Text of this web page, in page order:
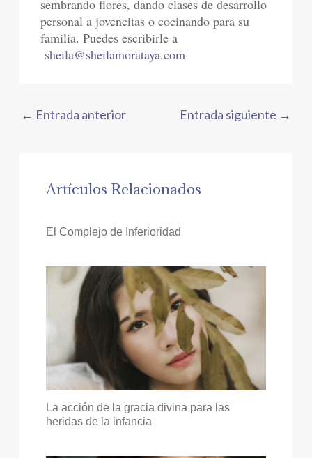
sembrando flores, dando clases de desarrollo
personal a jovencitas o cocinando para su
familia. Puedes escribirle a
sheila@sheilamorataya.com
← Entrada anterior Entrada siguiente →
Artículos Relacionados
El Complejo de Inferioridad
La acción de la gracia divina para las
heridas de la infancia